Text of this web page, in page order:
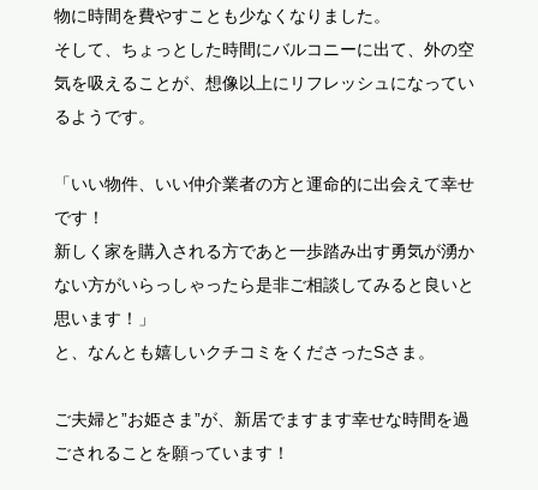
物に時間を費やすことも少なくなりました。
そして、ちょっとした時間にバルコニーに出て、外の空
気を吸えることが、想像以上にリフレッシュになってい
るようです。
「いい物件、いい仲介業者の方と運命的に出会えて幸せ
です！
新しく家を購入される方であと一歩踏み出す勇気が湧か
ない方がいらっしゃったら是非ご相談してみると良いと
思います！」
と、なんとも嬉しいクチコミをくださったSさま。
ご夫婦と”お姫さま”が、新居でますます幸せな時間を過
ごされることを願っています！